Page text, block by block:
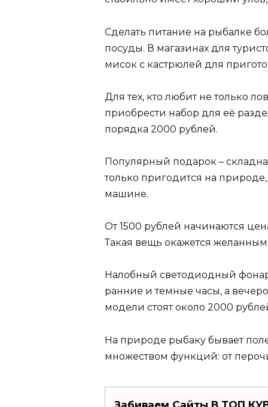
Сделать питание на рыбалке
посуды. В магазинах для
мисок с кастрюлей для
Для тех, кто любит не только
приобрести набор для её
порядка 2000 рублей.
Популярный подарок –
только пригодится на
машине.
От 1500 рублей начинаются
Такая вещь окажется
Налобный светодиодный
ранние и темные часы, а
модели стоят около 2000
На природе рыбаку бывает
множеством функций: от
Забиваем Сайты В ТОП